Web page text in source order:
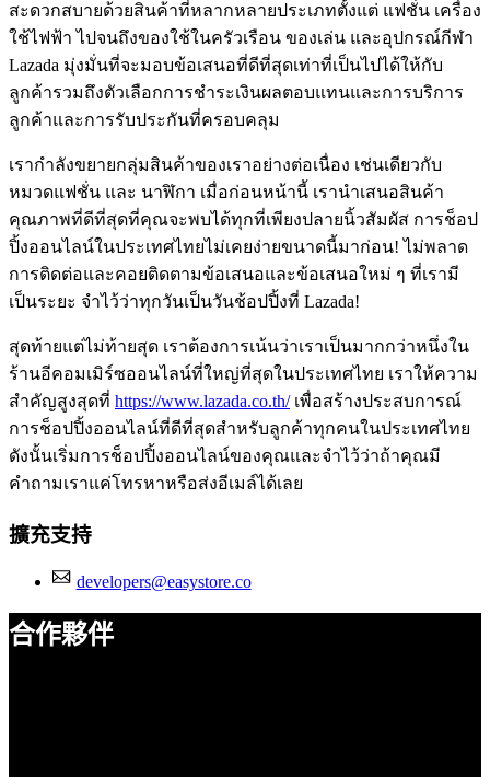
สะดวกสบายด้วยสินค้าที่หลากหลายประเภทตั้งแต่ แฟชั่น เครื่อง
ใช้ไฟฟ้า ไปจนถึงของใช้ในครัวเรือน ของเล่น และอุปกรณ์กีฬา
Lazada มุ่งมั่นที่จะมอบข้อเสนอที่ดีที่สุดเท่าที่เป็นไปได้ให้กับ
ลูกค้ารวมถึงตัวเลือกการชำระเงินผลตอบแทนและการบริการ
ลูกค้าและการรับประกันที่ครอบคลุม
เรากำลังขยายกลุ่มสินค้าของเราอย่างต่อเนื่อง เช่นเดียวกับ
หมวดแฟชั่น และ นาฬิกา เมื่อก่อนหน้านี้ เรานำเสนอสินค้า
คุณภาพที่ดีที่สุดที่คุณจะพบได้ทุกที่เพียงปลายนิ้วสัมผัส การช็อป
ปิ้งออนไลน์ในประเทศไทยไม่เคยง่ายขนาดนี้มาก่อน! ไม่พลาด
การติดต่อและคอยติดตามข้อเสนอและข้อเสนอใหม่ ๆ ที่เรามี
เป็นระยะ จำไว้ว่าทุกวันเป็นวันช้อปปิ้งที่ Lazada!
สุดท้ายแต่ไม่ท้ายสุด เราต้องการเน้นว่าเราเป็นมากกว่าหนึ่งใน
ร้านอีคอมเมิร์ซออนไลน์ที่ใหญ่ที่สุดในประเทศไทย เราให้ความ
สำคัญสูงสุดที่ https://www.lazada.co.th/เพื่อสร้างประสบการณ์
การช็อปปิ้งออนไลน์ที่ดีที่สุดสำหรับลูกค้าทุกคนในประเทศไทย
ดังนั้นเริ่มการช็อปปิ้งออนไลน์ของคุณและจำไว้ว่าถ้าคุณมี
คำถามเราแค่โทรหาหรือส่งอีเมล์ได้เลย
擴充支持
developers@easystore.co
合作夥伴